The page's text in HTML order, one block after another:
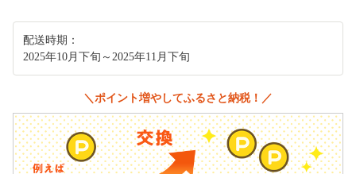
配送時期：
2025年10月下旬～2025年11月下旬
＼ポイント増やしてふるさと納税！／